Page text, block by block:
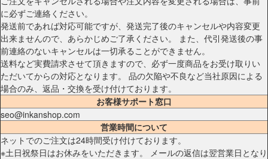
に必ずご連絡ください。
発送前であれば対応可能ですが、発送完了後のキャンセルや内容変更
出来ませんので、あらかじめご了承ください。 また、代引発送後の事
前連絡のないキャンセルは一切承ることができません。
送料など実費請求させて頂きますので、必ず一度商品をお受け取りい
ただいてからの対応となります。 品の欠陥や不良など当社原因による
場合のみ、返品・交換を受け付けております。
お客様サポート窓口
seo@inkanshop.com
営業時間について
ネットでのご注文は24時間受け付けております。
※土日祝祭日はお休みをいただきます。 メールの返信は翌営業日となり